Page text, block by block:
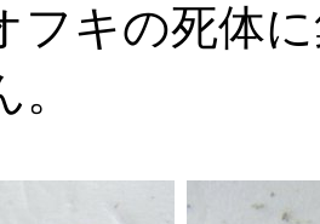
フキの死体